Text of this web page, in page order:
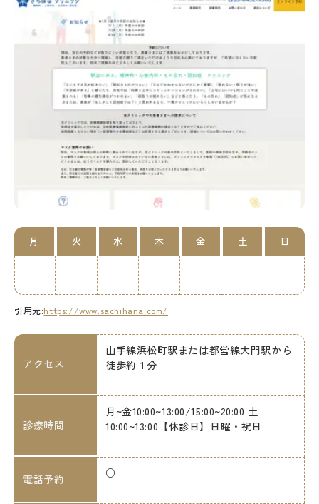
月 火 水 木 金 土 日
引用元:https://www.sachihana.com/
アクセス
山手線浜松町駅または都営線大門駅から
徒歩約１分
診療時間
月~金10:00~13:00/15:00~20:00 土
10:00~13:00【休診日】日曜・祝日
電話予約 ○